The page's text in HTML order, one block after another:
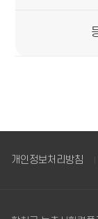
개인정보처리방침